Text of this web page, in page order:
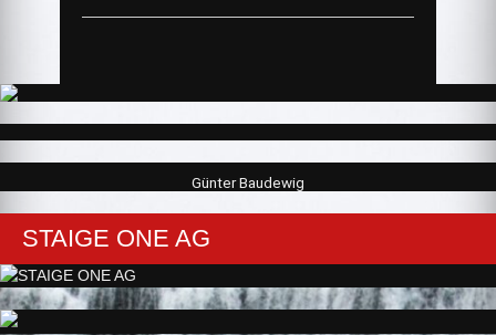
Günter Baudewig
STAIGE ONE AG